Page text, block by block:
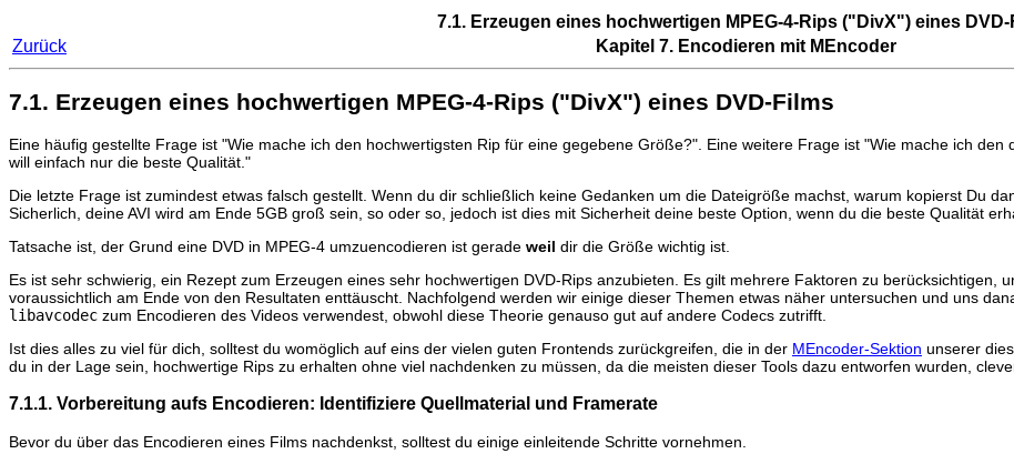
7.1. Erzeugen eines hochwertigen MPEG-4-Rips ("DivX") eines DVD-
Zurück
Kapitel 7. Encodieren mit MEncoder
7.1. Erzeugen eines hochwertigen MPEG-4-Rips ("DivX") eines DVD-Films
Eine häufig gestellte Frage ist "Wie mache ich den hochwertigsten Rip für eine gegebene Größe?". Eine weitere Frage ist "Wie mache ich
will einfach nur die beste Qualität."
Die letzte Frage ist zumindest etwas falsch gestellt. Wenn du dir schließlich keine Gedanken um die Dateigröße machst, warum kopierst Du
Sicherlich, deine AVI wird am Ende 5GB groß sein, so oder so, jedoch ist dies mit Sicherheit deine beste Option, wenn du die beste Qualität
Tatsache ist, der Grund eine DVD in MPEG-4 umzuencodieren ist gerade weil dir die Größe wichtig ist.
Es ist sehr schwierig, ein Rezept zum Erzeugen eines sehr hochwertigen DVD-Rips anzubieten. Es gilt mehrere Faktoren zu berücksichtigen,
voraussichtlich am Ende von den Resultaten enttäuscht. Nachfolgend werden wir einige dieser Themen etwas näher untersuchen und uns
libavcodec zum Encodieren des Videos verwendest, obwohl diese Theorie genauso gut auf andere Codecs zutrifft.
Ist dies alles zu viel für dich, solltest du womöglich auf eins der vielen guten Frontends zurückgreifen, die in der MEncoder-Sektion unserer
du in der Lage sein, hochwertige Rips zu erhalten ohne viel nachdenken zu müssen, da die meisten dieser Tools dazu entworfen wurden,
7.1.1. Vorbereitung aufs Encodieren: Identifiziere Quellmaterial und Framerate
Bevor du über das Encodieren eines Films nachdenkst, solltest du einige einleitende Schritte vornehmen.